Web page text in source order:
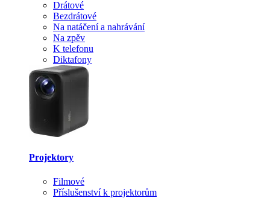
Drátové
Bezdrátové
Na natáčení a nahrávání
Na zpěv
K telefonu
Diktafony
Projektory
Filmové
Příslušenství k projektorům